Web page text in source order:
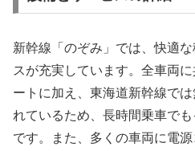
新幹線「のぞみ」では、快適
スが充実しています。全車両
ートに加え、東海道新幹線で
れているため、長時間乗車で
です。また、多くの車両に電